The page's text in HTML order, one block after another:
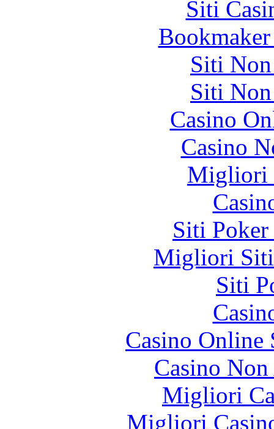
Siti
Siti
Siti
Casino
Casino
Migliori
Siti
Migliori Siti
Siti
Casino
Casino
Migliori
Migliori